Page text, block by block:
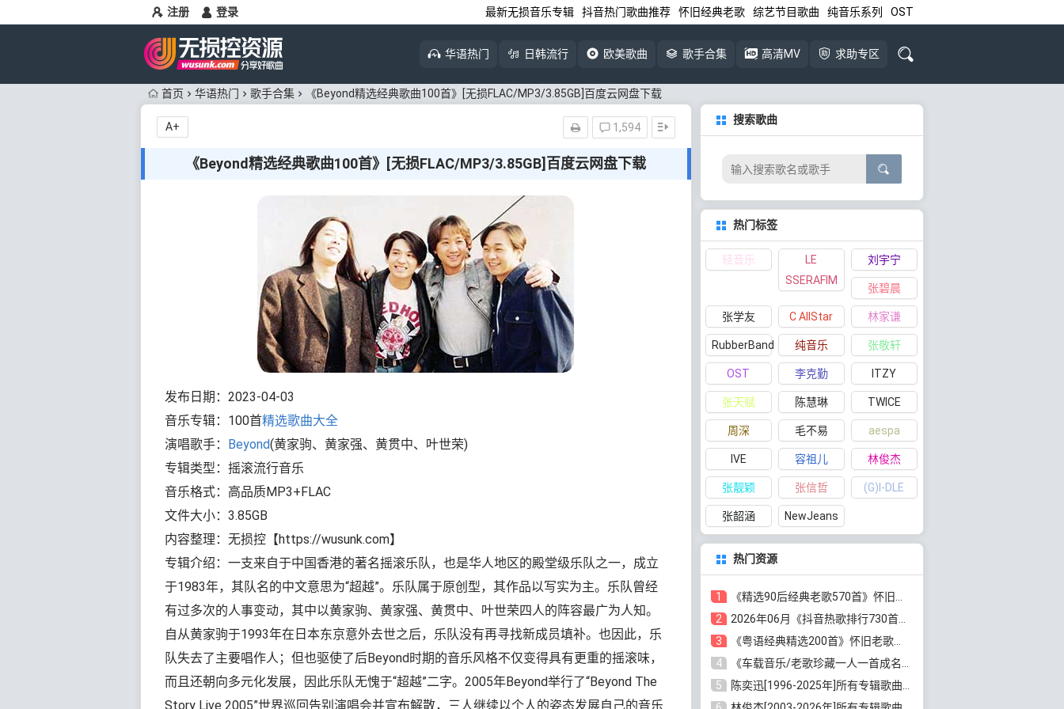
注册 登录 最新无损音乐专辑 抖音热门歌曲推荐 怀旧经典老歌 综艺节目歌曲 纯音乐系列 OST
华语热门 日韩流行 欧美歌曲 歌手合集 高清MV 求助专区
首页 华语热门 歌手合集 《Beyond精选经典歌曲100首》[无损FLAC/MP3/3.85GB]百度云网盘下载
《Beyond精选经典歌曲100首》[无损FLAC/MP3/3.85GB]百度云网盘下载
1,594
A+
发布日期：2023-04-03
音乐专辑：100首精选歌曲大全
演唱歌手： Beyond(黄家驹、黄家强、黄贯中、叶世荣)
专辑类型：摇滚流行音乐
音乐格式：高品质MP3+FLAC
文件大小：3.85GB
内容整理：无损控【https://wusunk.com】
专辑介绍：一支来自于中国香港的著名摇滚乐队，也是华人地区的殿堂级乐队之一，成立
于1983年，其队名的中文意思为“超越”。乐队属于原创型，其作品以写实为主。乐队曾经
有过多次的人事变动，其中以黄家驹、黄家强、黄贯中、叶世荣四人的阵容最广为人知。
自从黄家驹于1993年在日本东京意外去世之后，乐队没有再寻找新成员填补。也因此，乐
队失去了主要唱作人；但也驱使了后Beyond时期的音乐风格不仅变得具有更重的摇滚味，
而且还朝向多元化发展，因此乐队无愧于“超越”二字。2005年Beyond举行了“Beyond The
Story Live 2005”世界巡回告别演唱会并宣布解散，三人继续以个人的姿态发展自己的音乐
搜索歌曲
热门标签
轻音乐
LE
SSERAFIM
刘宇宁
张碧晨
张学友 C AllStar 林家谦
RubberBand 纯音乐 张敬轩
OST 李克勤 ITZY
张天赋 陈慧琳 TWICE
周深 毛不易 aespa
IVE 容祖儿 林俊杰
张靓颖 张信哲 (G)I-DLE
张韶涵 NewJeans
热门资源
1
《精选90后经典老歌570首》怀旧歌曲合集[高品质MP3/320K/5.44GB]百度云网盘下载
2
2026年06月《抖音热歌排行730首》最火热门歌曲整理[高品质MP3/320K/5.35GB]百度云网盘下载
3
《粤语经典精选200首》怀旧老歌大全[无损FLAC/MP3/6.77GB]百度云网盘下载
4
《车载音乐/老歌珍藏一人一首成名曲12CD》[无损WAV分轨+MP3/6.79GB]百度云网盘下载
5
陈奕迅[1996-2025年]所有专辑歌曲合集[无损FLAC/MP3/48.18GB]百度云网盘下载